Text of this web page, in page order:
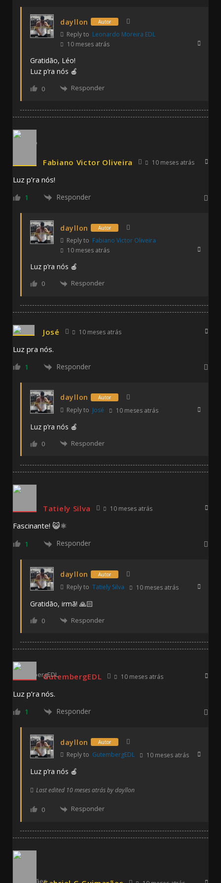
dayllon Autor
Reply to Leonardo Moreira EDL
10 meses atrás
Gratidão, Léo!
Luz p’ra nós 🍎
0 Responder
Fabiano Victor Oliveira 10 meses atrás
Luz p’ra nós!
1 Responder
dayllon Autor
Reply to Fabiano Victor Oliveira
10 meses atrás
Luz p’ra nós 🍎
0 Responder
José 10 meses atrás
Luz pra nós.
1 Responder
dayllon Autor
Reply to José 10 meses atrás
Luz p’ra nós 🍎
0 Responder
Tatiely Silva 10 meses atrás
Fascinante! 😺⚛️
1 Responder
dayllon Autor
Reply to Tatiely Silva 10 meses atrás
Gratidão, irmã! 🙏🏻
0 Responder
GutembergEDL 10 meses atrás
Luz p’ra nós.
1 Responder
dayllon Autor
Reply to GutembergEDL 10 meses atrás
Luz p’ra nós 🍎
Last edited 10 meses atrás by dayllon
0 Responder